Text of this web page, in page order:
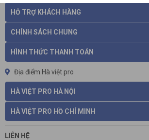
HỖ TRỢ KHÁCH HÀNG
CHÍNH SÁCH CHUNG
HÌNH THỨC THANH TOÁN
Địa điểm Hà việt pro
HÀ VIỆT PRO HÀ NỘI
HÀ VIỆT PRO HỒ CHÍ MINH
LIÊN HỆ